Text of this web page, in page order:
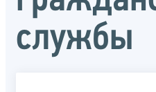
службы